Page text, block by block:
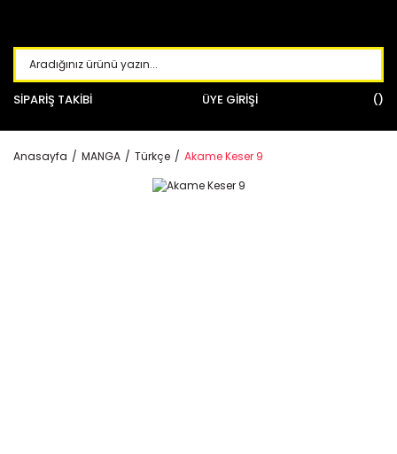
SİPARİŞ TAKİBİ ÜYE GİRİŞİ
Anasayfa MANGA Türkçe Akame Keser 9